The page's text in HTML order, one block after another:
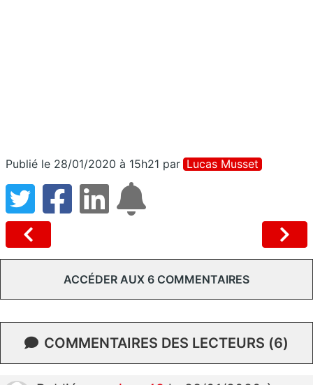
Publié le 28/01/2020 à 15h21 par Lucas Musset
ACCÉDER AUX 6 COMMENTAIRES
COMMENTAIRES DES LECTEURS (6)